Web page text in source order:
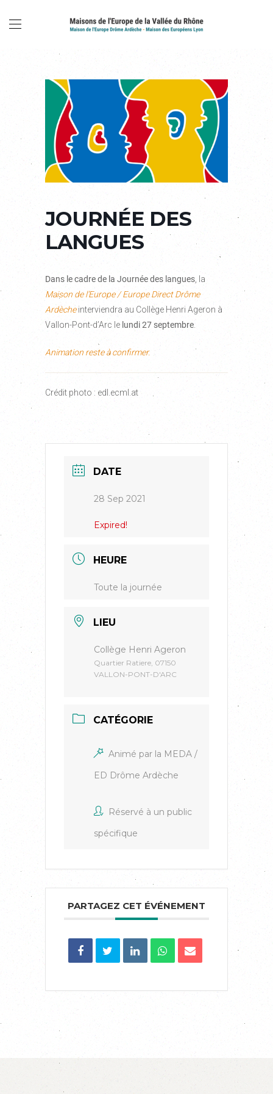
JOURNÉE DES
LANGUES
Dans le cadre de la Journée des langues , la
Maison de l’Europe / Europe Direct Drôme
Ardècheinterviendra au Collège Henri Ageron à
Vallon-Pont-d’Arc le lundi 27 septembre
Animation reste à confirmer.
Crédit photo : edl.ecml.at
DATE
28 Sep 2021
Expired!
HEURE
Toute la journée
LIEU
Collège Henri Ageron
Quartier Ratiere, 07150
VALLON-PONT-D'ARC
CATÉGORIE
Animé par la MEDA /
ED Drôme Ardèche
Réservé à un public
spécifique
PARTAGEZ CET ÉVÉNEMENT